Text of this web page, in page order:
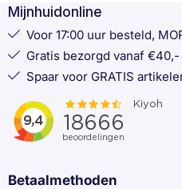
Mijnhuidonline
Voor 17:00 uur besteld,
Gratis bezorgd vanaf €40,-
Spaar voor GRATIS
Betaalmethoden